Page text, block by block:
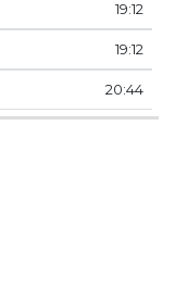
19:12
19:12
20:44